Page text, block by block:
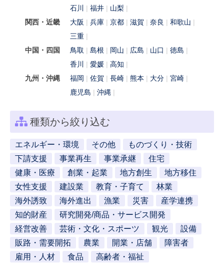
石川
福井
山梨
関西・近畿
大阪 兵庫 京都 滋賀 奈良
和歌山
三重
中国・四国
鳥取 島根 岡山 広島 山口
徳島
香川
愛媛
高知
九州・沖縄
福岡 佐賀 長崎 熊本 大分
宮崎
鹿児島
沖縄
種類から絞り込む
エネルギー・環境 その他
ものづくり・技術
下請支援
事業再生 事業承継
住宅
健康・医療
創業・起業 地方創生
地方移住
女性支援
建設業 教育・子育て
林業
海外誘致
海外進出 漁業 災害
産学連携
知的財産
研究開発/商品・サービス開発
経営改善
芸術・文化・スポーツ 観光
設備
販路・需要開拓
農業 開業・店舗
障害者
雇用・人材
食品 高齢者・福祉